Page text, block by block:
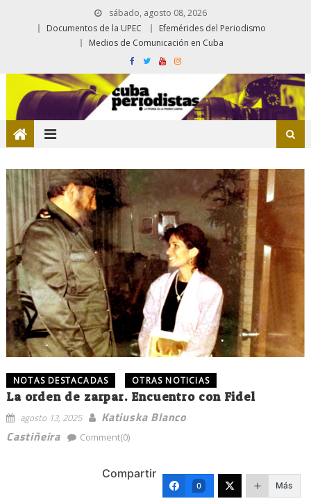
sábado, agosto 08, 2026
Documentos de la UPEC
Efemérides del Periodismo
Medios de Comunicación en Cuba
NOTAS DESTACADAS OTRAS NOTICIAS
La orden de zarpar. Encuentro con Fidel
agosto 13, 2025
Katiuska Blanco
Castiñeira
Comment(0)
Compartir
0 Más